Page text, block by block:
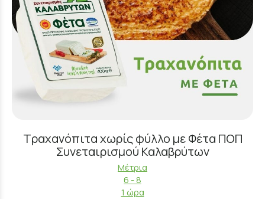
Τραχανόπιτα χωρίς φύλλο με Φέτα ΠΟΠ
Συνεταιρισμού Καλαβρύτων
Μέτρια
6 - 8
1 ώρα